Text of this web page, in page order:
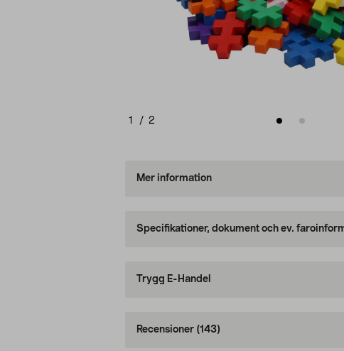
1 / 2
Mer information
Specifikationer, dokument och ev.
Trygg E-Handel
Recensioner (143)